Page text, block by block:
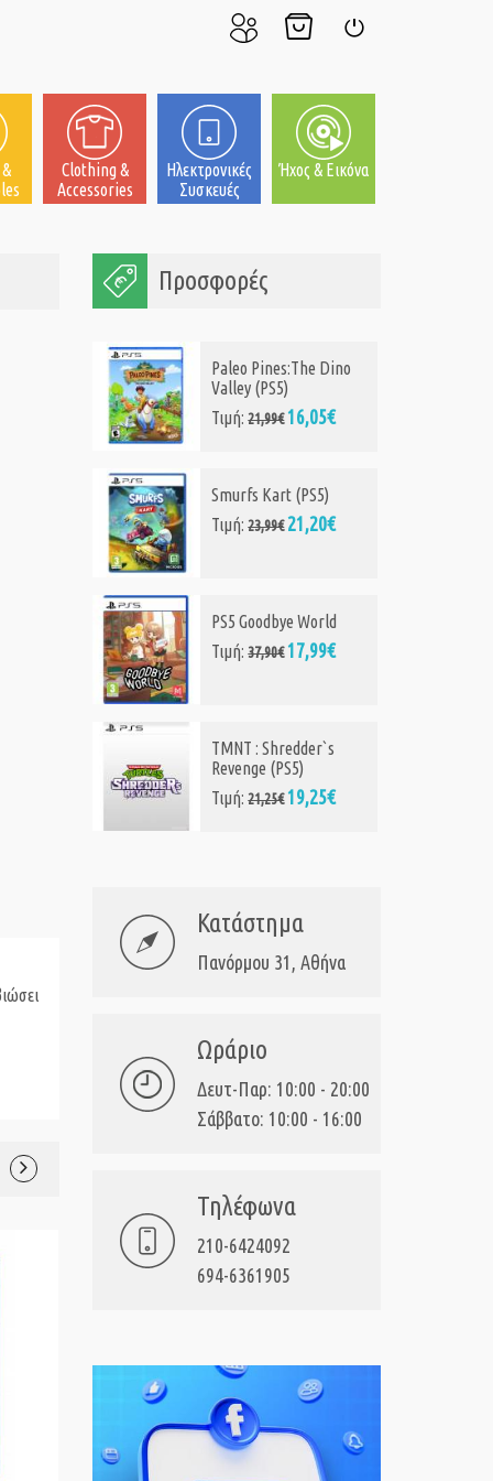
μου
Clothing &
Accessories
Ηλεκτρονικές
Συσκευές
Ήχος & Εικόνα
Προσφορές
Paleo Pines:The Dino
Valley (PS5)
Τιμή:21,99€ 16,05€
Smurfs Kart (PS5)
Τιμή:23,99€21,20€
PS5 Goodbye World
Τιμή:37,90€ 17,99€
TMNT : Shredder`s
Revenge (PS5)
Τιμή:21,25€ 19,25€
Κατάστημα
Πανόρμου 31, Αθήνα
Ωράριο
Δευτ-Παρ: 10:00 - 20:00
Σάββατο: 10:00 - 16:00
Τηλέφωνα
210-6424092
694-6361905